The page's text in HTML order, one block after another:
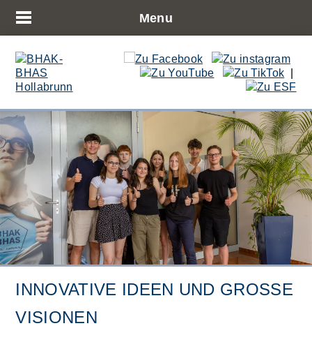
Menu
|
INNOVATIVE IDEEN UND GROSSE V
ISIONEN